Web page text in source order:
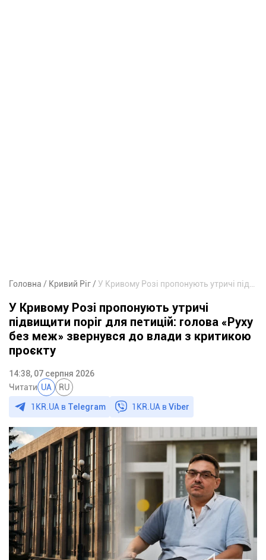
Головна Кривий Ріг У Кривому Розі пропонують утричі підвищити поріг для петицій: голова «Руху без меж» звернувся до влади з критикою проєкту
У Кривому Розі пропонують утричі
підвищити поріг для петицій: голова «Руху
без меж» звернувся до влади з критикою
проєкту
14:38, 07 серпня 2026
Читати UA RU
1KR.UA в Telegram 1KR.UA вViber